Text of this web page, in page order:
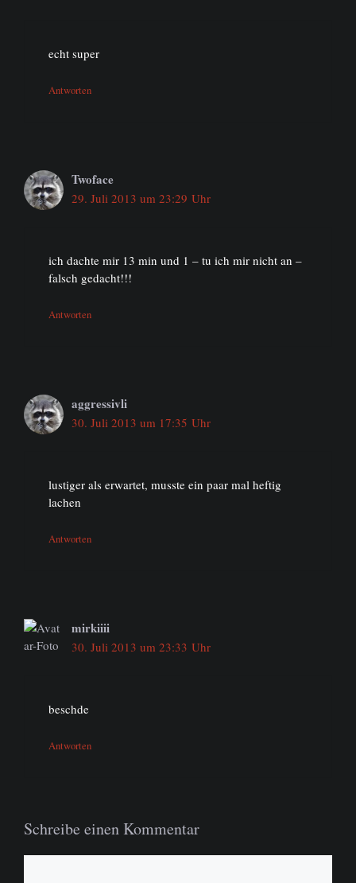
echt super
Antworten
Twoface
29. Juli 2013 um 23:29 Uhr
ich dachte mir 13 min und 1 – tu ich mir nicht an –
falsch gedacht!!!
Antworten
aggressivli
30. Juli 2013 um 17:35 Uhr
lustiger als erwartet, musste ein paar mal heftig
lachen
Antworten
mirkiiii
30. Juli 2013 um 23:33 Uhr
beschde
Antworten
Schreibe einen Kommentar